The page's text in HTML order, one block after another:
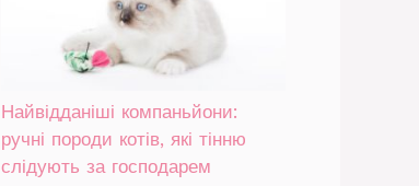
Найвідданіші компаньйони:
ручні породи котів, які тінню
слідують за господарем